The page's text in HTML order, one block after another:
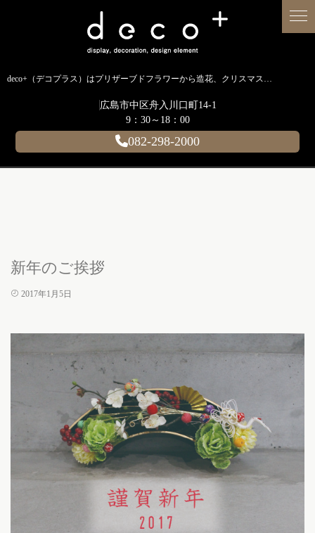
deco+（デコプラス）はプリザーブドフラワーから造花、クリスマス装飾、イルミネーションに至るまで扱う広島のディスプレイ専門ショップです。
広島市中区舟入川口町14-1
9：30～18：00
082-298-2000
新年のご挨拶
2017年1月5日